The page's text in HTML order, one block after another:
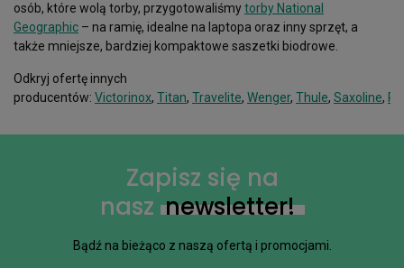
osób, które wolą torby, przygotowaliśmytorby National
Geographic – na ramię, idealne na laptopa oraz inny sprzęt, a
także mniejsze, bardziej kompaktowe saszetki biodrowe.
Odkryj ofertę innych
producentów: Victorinox, Titan, Travelite, Wenger, Thule, Saxoline,
Zapisz się na
nasz newsletter!
Bądź na bieżąco z naszą ofertą i promocjami.